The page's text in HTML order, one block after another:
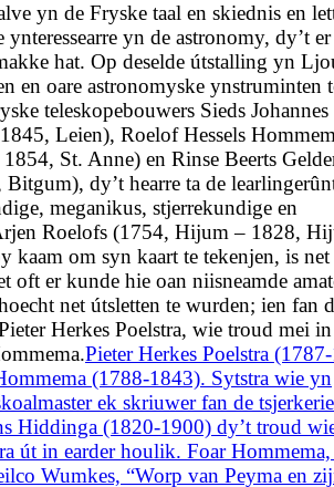
yn de Fryske taal en skiednis en
yn de astronomy, dy’t
hat. Op deselde útstalling yn
en oare astronomyske ynstruminten
teleskopebouwers Sieds
Leien), Roelof Hessels
St. Anne) en Rinse Beerts
dy’t hearre ta de
meganikus, stjerrekundige en
Roelofs (1754, Hijum – 1828,
kaam om syn kaart te tekenjen, is net
oft er kunde hie oan niisneamde
net útsletten te wurden; ien fan
Herkes Poelstra, wie troud mei in
Pieter Herkes Poelstra
(1788-1843). Sytstra wie yn
ek skriuwer fan de
Hiddinga (1820-1900) dy’t troud
út in earder houlik. Foar
Wumkes, “Worp van Peyma en